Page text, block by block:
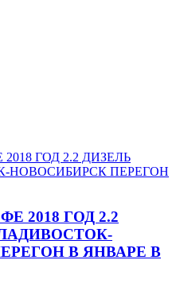
2018 ГОД 2.2
В ЯНВАРЕ В